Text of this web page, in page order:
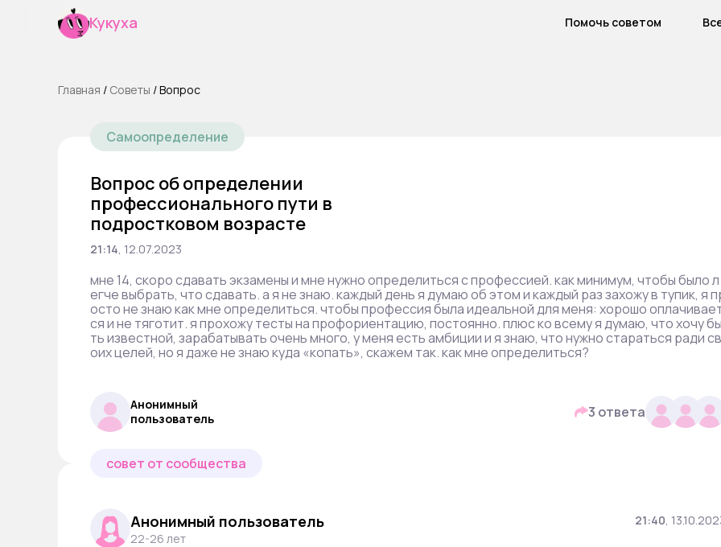
Кукуха Помочь советом
Главная / Cоветы /Вопрос
Самоопределение
Вопрос об определении
профессионального пути в
подростковом возрасте
21:14, 12.07.2023
мне 14, скоро сдавать экзамены и мне нужно определиться с профессией. как минимум, чтобы было л
егче выбрать, что сдавать. а я не знаю. каждый день я думаю об этом и каждый раз захожу в тупик, я
осто не знаю как мне определиться. чтобы профессия была идеальной для меня: хорошо
ся и не тяготит. я прохожу тесты на профориентацию, постоянно. плюс ко всему я думаю, что хочу бы
ть известной, зарабатывать очень много, у меня есть амбиции и я знаю, что нужно стараться ради св
оих целей, но я даже не знаю куда «копать», скажем так. как мне определиться?
Анонимный
пользователь
3 ответа
совет от сообщества
Анонимный пользователь
22-26 лет
21:40,